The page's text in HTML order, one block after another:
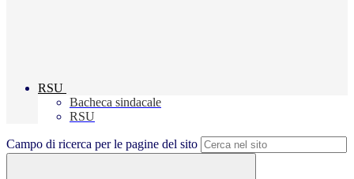
RSU
Bacheca sindacale
RSU
Campo di ricerca per le pagine del sito